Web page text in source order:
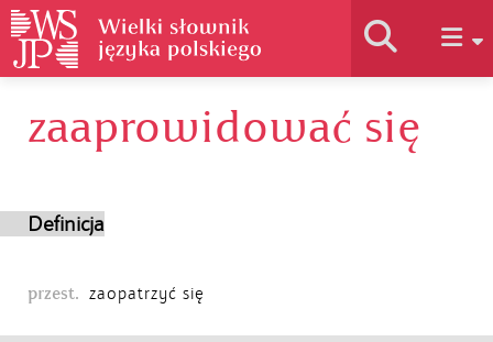
Historia słownika
zaaprowidować się
Definicja
przest. zaopatrzyć się